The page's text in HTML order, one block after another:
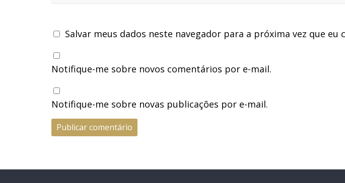
Salvar meus dados neste navegador para a próxima vez que eu
Notifique-me sobre novos comentários por e-mail.
Notifique-me sobre novas publicações por e-mail.